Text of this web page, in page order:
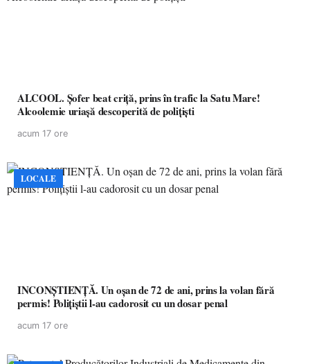
ALCOOL. Șofer beat criță, prins în trafic la Satu Mare!
Alcoolemie uriașă descoperită de polițiști
acum 17 ore
LOCALE
INCONȘTIENȚĂ. Un oșan de 72 de ani, prins la volan fără
permis! Polițiștii l-au cadorosit cu un dosar penal
acum 17 ore